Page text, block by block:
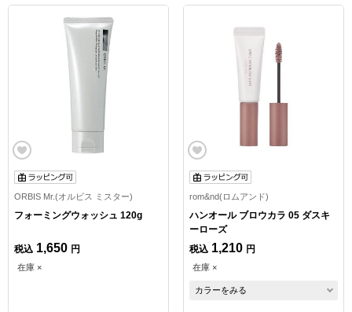
ORBIS Mr.(オルビス ミスター)
フォーミングウォッシュ 120g
税込 1,650 円
在庫 ×
rom&nd(ロムアンド)
ハンオール ブロウカラ 05 ダスキ
ーローズ
税込 1,210 円
在庫 ×
カラーをみる